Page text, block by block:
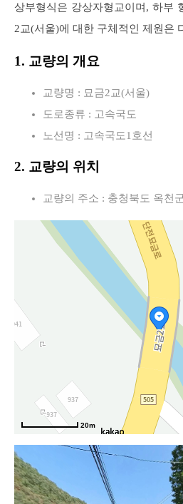
상부형식은 강상자형교이며, 하부
2교(서울)에 대한 구체적인 제원은
1. 교량의 개요
교량명 : 묘금2교(서울)
도로종류 : 고속국도
노선명 : 고속국도1호선
2. 교량의 위치
교량의 주소 : 충청북도 옥천
20m